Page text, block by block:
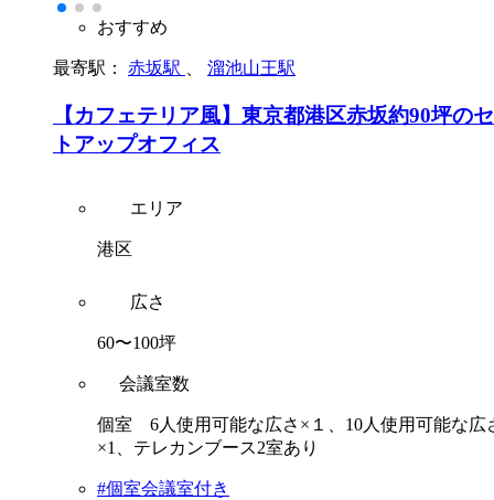
おすすめ
最寄駅： 赤坂駅 溜池山王駅
【カフェテリア風】東京都港区赤坂約90坪の
トアップオフィス
エリア
港区
広さ
60〜100坪
会議室数
個室 6人使用可能な広さ×１、10人使用可能な広
×1、テレカンブース2室あり
#個室会議室付き